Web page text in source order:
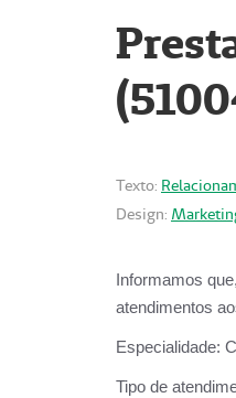
Texto:
Design:
Informamos
atendimentos
Especialidade:
Tipo de